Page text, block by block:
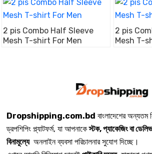
2 pis Combo Half Sleeve
Mesh T-shirt For Men
2 pis
Mesh T-
Dropshipping.com.bd বাংলাদেশের
ড্রপশিপিং প্ল্যাটফর্ম, যা আপনাকেস্টক, প্যাকেজিং বা
বিনামূল্যেঅনলাইন ব্যবসা পরিচালনার সুযোগ দিচ্ছে।